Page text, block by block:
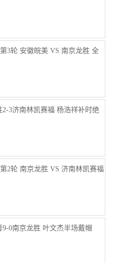
3轮 安徽皖美 VS 南京龙胜 全
2-3济南林凯赛福 杨浩祥补时绝
2轮 南京龙胜 VS 济南林凯赛福
9-0南京龙胜 叶文杰半场戴帽